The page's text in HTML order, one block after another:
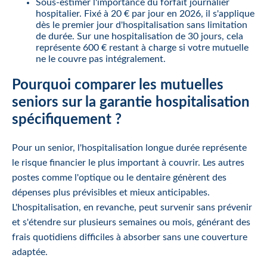
Sous-estimer l'importance du forfait journalier
hospitalier. Fixé à 20 € par jour en 2026, il s'applique
dès le premier jour d'hospitalisation sans limitation
de durée. Sur une hospitalisation de 30 jours, cela
représente 600 € restant à charge si votre mutuelle
ne le couvre pas intégralement.
Pourquoi comparer les mutuelles
seniors sur la garantie hospitalisation
spécifiquement ?
Pour un senior, l'hospitalisation longue durée représente
le risque financier le plus important à couvrir. Les autres
postes comme l'optique ou le dentaire génèrent des
dépenses plus prévisibles et mieux anticipables.
L'hospitalisation, en revanche, peut survenir sans prévenir
et s'étendre sur plusieurs semaines ou mois, générant des
frais quotidiens difficiles à absorber sans une couverture
adaptée.